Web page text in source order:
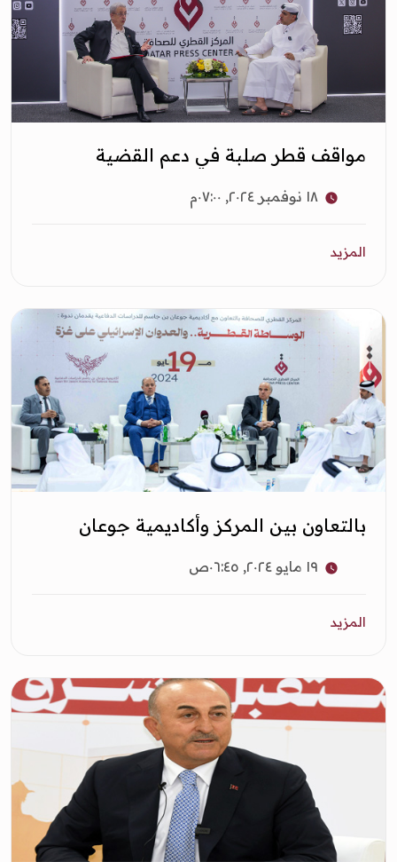
مواقف قطر صلبة في دعم القضية
١٨ نوفمبر ٢٠٢٤, ٠٧:٠٠م
المزيد
بالتعاون بين المركز وأكاديمية جوعان
المزيد